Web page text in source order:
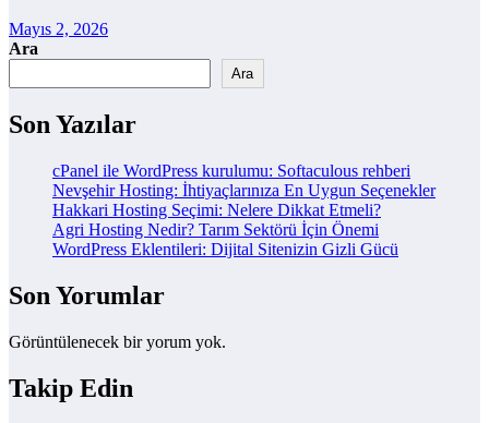
Mayıs 2, 2026
Ara
Ara
Son Yazılar
cPanel ile WordPress kurulumu: Softaculous rehberi
Nevşehir Hosting: İhtiyaçlarınıza En Uygun Seçenekler
Hakkari Hosting Seçimi: Nelere Dikkat Etmeli?
Agri Hosting Nedir? Tarım Sektörü İçin Önemi
WordPress Eklentileri: Dijital Sitenizin Gizli Gücü
Son Yorumlar
Görüntülenecek bir yorum yok.
Takip Edin